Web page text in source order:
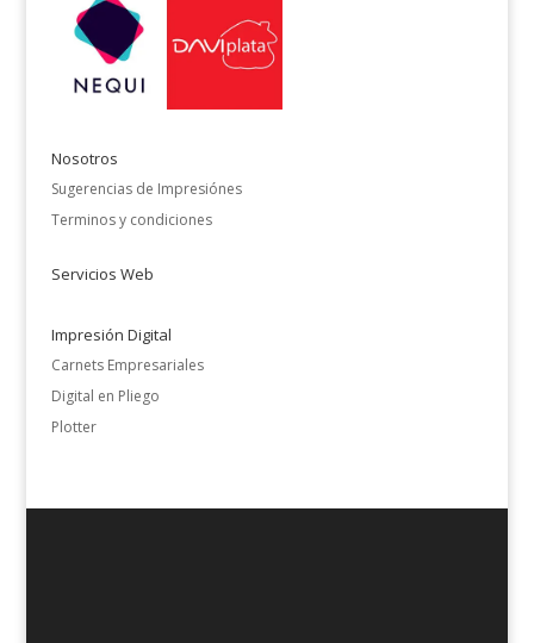
Nosotros
Sugerencias de Impresiónes
Terminos y condiciones
Servicios Web
Impresión Digital
Carnets Empresariales
Digital en Pliego
Plotter